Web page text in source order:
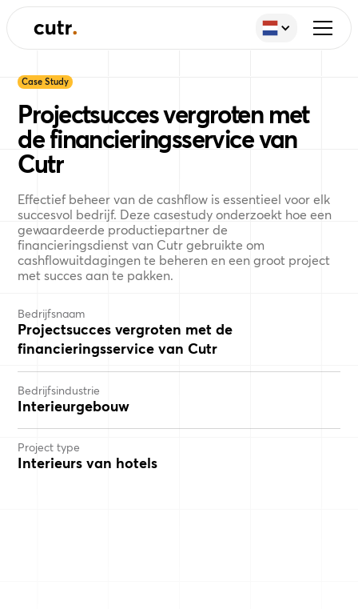
Case Study
Projectsucces vergroten met
de financieringsservice van
Cutr
Effectief beheer van de cashflow is essentieel voor elk
succesvol bedrijf. Deze casestudy onderzoekt hoe een
gewaardeerde productiepartner de
financieringsdienst van Cutr gebruikte om
cashflowuitdagingen te beheren en een groot project
met succes aan te pakken.
Bedrijfsnaam
Projectsucces vergroten met de
financieringsservice van Cutr
Bedrijfsindustrie
Interieurgebouw
Project type
Interieurs van hotels